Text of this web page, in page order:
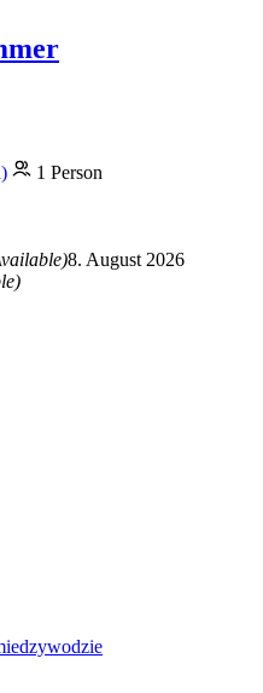
1 Person
8. August 2026